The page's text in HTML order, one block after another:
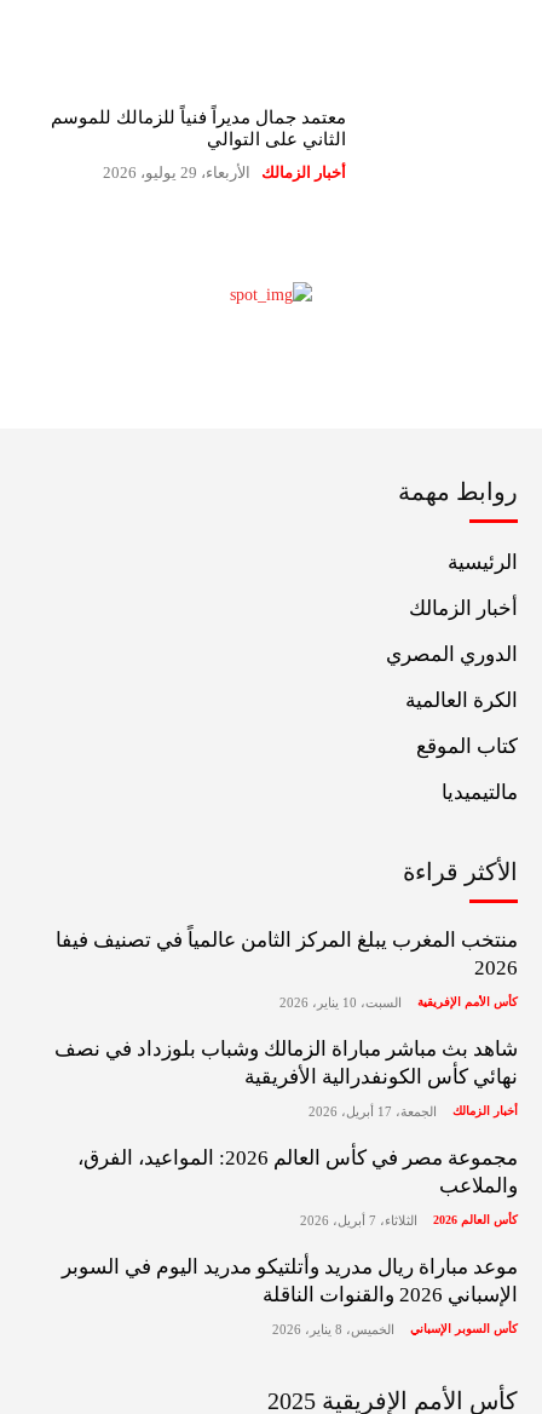
معتمد جمال مديراً فنياً للزمالك للموسم
الثاني على التوالي
أخبار الزمالك الأربعاء، 29 يوليو، 2026
روابط مهمة
الرئيسية
أخبار الزمالك
الدوري المصري
الكرة العالمية
كتاب الموقع
مالتيميديا
الأكثر قراءة
منتخب المغرب يبلغ المركز الثامن عالمياً في تصنيف فيفا
2026
كأس الأمم الإفريقية السبت، 10 يناير، 2026
شاهد بث مباشر مباراة الزمالك وشباب بلوزداد في نصف
نهائي كأس الكونفدرالية الأفريقية
أخبار الزمالك الجمعة، 17 أبريل، 2026
مجموعة مصر في كأس العالم 2026: المواعيد، الفرق،
والملاعب
كأس العالم 2026 الثلاثاء، 7 أبريل، 2026
موعد مباراة ريال مدريد وأتلتيكو مدريد اليوم في السوبر
الإسباني 2026 والقنوات الناقلة
كأس السوبر الإسباني الخميس، 8 يناير، 2026
كأس الأمم الإفريقية 2025